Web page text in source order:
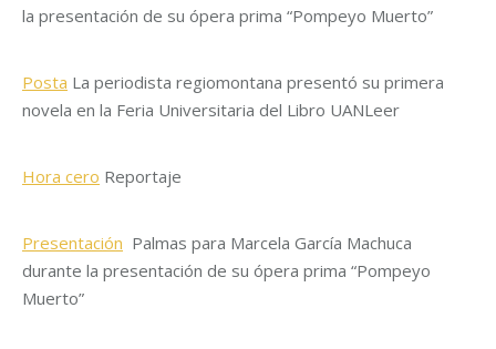
la presentación de su ópera prima “Pompeyo Muerto”
Posta La periodista regiomontana presentó su primera
novela en la Feria Universitaria del Libro UANLeer
Hora cero Reportaje
Presentación Palmas para Marcela García Machuca
durante la presentación de su ópera prima “Pompeyo
Muerto”